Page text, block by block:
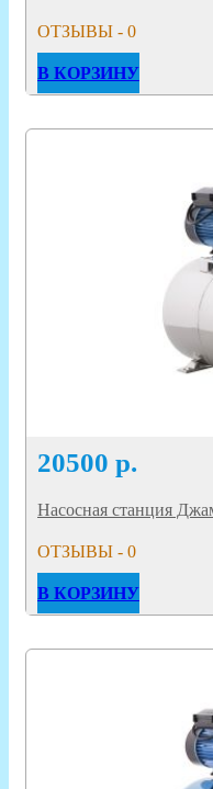
ОТЗЫВЫ - 0
В КОРЗИНУ
20500 р.
Насосная станция
ОТЗЫВЫ - 0
В КОРЗИНУ